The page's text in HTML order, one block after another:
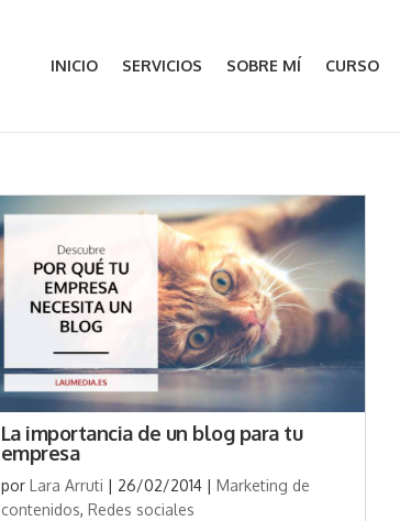
INICIO SERVICIOS SOBRE MÍ CURSO
La importancia de un blog para tu
empresa
por Lara Arruti | 26/02/2014| Marketing de
contenidos, Redes sociales